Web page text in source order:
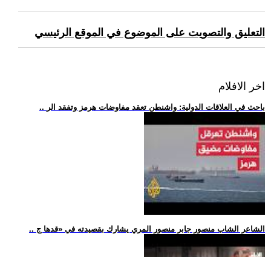
التعليق والتصويت على الموضوع في الموقع الرئيسي
اخر الافلام
.. باحث في العلاقات الدولية: واشنطن تعقد مفاوضات هرمز وتفقد الر
.. الشاعر الشاب منصور جابر منصور المري يشارك بقصيدته في «قدها ج